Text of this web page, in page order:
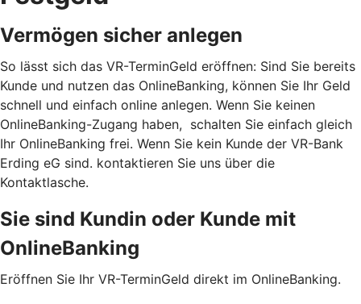
Vermögen sicher anlegen
So lässt sich das VR-TerminGeld eröffnen: Sind Sie bereits
Kunde und nutzen das OnlineBanking, können Sie Ihr Geld
schnell und einfach online anlegen. Wenn Sie keinen
OnlineBanking-Zugang haben, schalten Sie einfach gleich
Ihr OnlineBanking frei. Wenn Sie kein Kunde der VR-Bank
Erding eG sind. kontaktieren Sie uns über die
Kontaktlasche.
Sie sind Kundin oder Kunde mit
OnlineBanking
Eröffnen Sie Ihr VR-TerminGeld direkt im OnlineBanking.